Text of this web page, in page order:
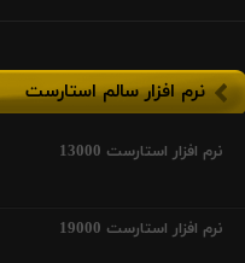
نرم افزار سالم استارست
نرم افزار استارست 13000
نرم افزار استارست 19000